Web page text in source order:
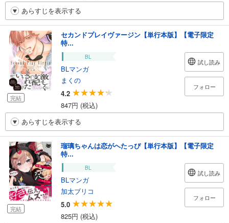
あらすじを表示する
完結
セカンドプレイヴァージン【単行本版】【電子限定
特...
BL
BLマンガ
まくの
4.2
847円 (税込)
試し読み
フォロー
あらすじを表示する
完結
瑠璃ちゃんは恋がへたっぴ【単行本版】【電子限定
特...
BL
BLマンガ
加太ブリコ
5.0
825円 (税込)
試し読み
フォロー